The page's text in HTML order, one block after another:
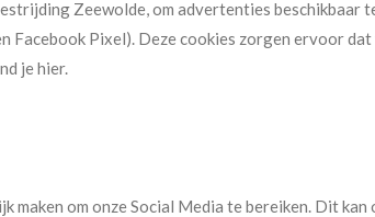
Zeewolde, om advertenties beschikbaar
Facebook Pixel). Deze cookies zorgen ervoor
je​ hier.
maken om onze Social Media te bereiken. Dit